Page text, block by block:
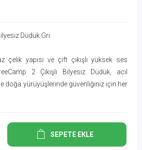
Düdük Gri
çelik yapısı ve çift çıkışlı yüksek ses
2 Çıkışlı Bilyesiz Düdük, acil
doğa yürüyüşlerinde güvenliğiniz için her
SEPETE EKLE